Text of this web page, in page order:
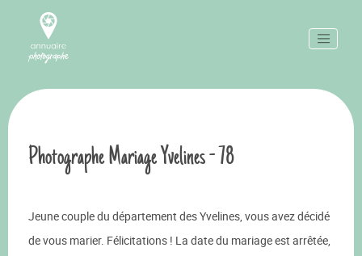
Photographe Mariage Yvelines - 78
Jeune couple du département des Yvelines, vous avez décidé
de vous marier. Félicitations ! La date du mariage est arrêtée,